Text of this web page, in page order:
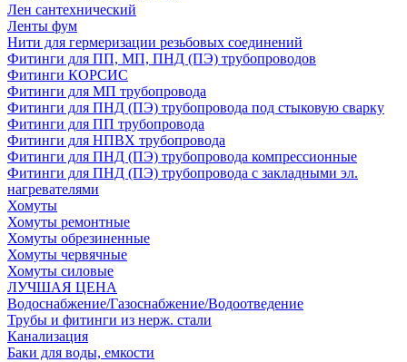
Лен сантехнический
Ленты фум
Нити для гермеризации резьбовых соединений
Фитинги для ПП, МП, ПНД (ПЭ) трубопроводов
Фитинги КОРСИС
Фитинги для МП трубопровода
Фитинги для ПНД (ПЭ) трубопровода под стыковую сварку
Фитинги для ПП трубопровода
Фитинги для НПВХ трубопровода
Фитинги для ПНД (ПЭ) трубопровода компрессионные
Фитинги для ПНД (ПЭ) трубопровода с закладными эл.
нагревателями
Хомуты
Хомуты ремонтные
Хомуты обрезиненные
Хомуты червячные
Хомуты силовые
ЛУЧШАЯ ЦЕНА
Водоснабжение/Газоснабжение/Водоотведение
Трубы и фитинги из нерж. стали
Канализация
Баки для воды, емкости